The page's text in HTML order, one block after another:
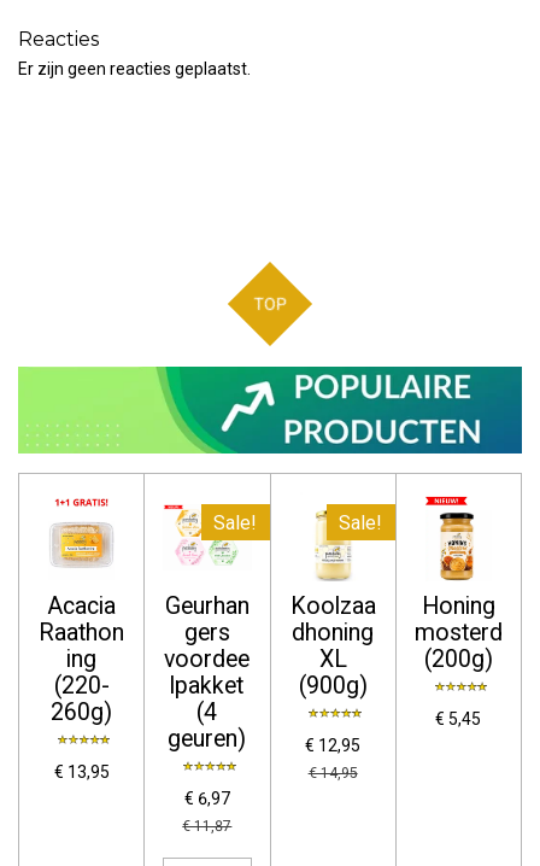
Reacties
Er zijn geen reacties geplaatst.
TOP
Acacia
Raathon
ing
(220-
260g)
€ 13,95
Sale!
Geurhan
gers
voordee
lpakket
(4
geuren)
€ 6,97
€ 11,87
Sale!
Koolzaa
dhoning
XL
(900g)
€ 12,95
€ 14,95
Honing
mosterd
(200g)
€ 5,45